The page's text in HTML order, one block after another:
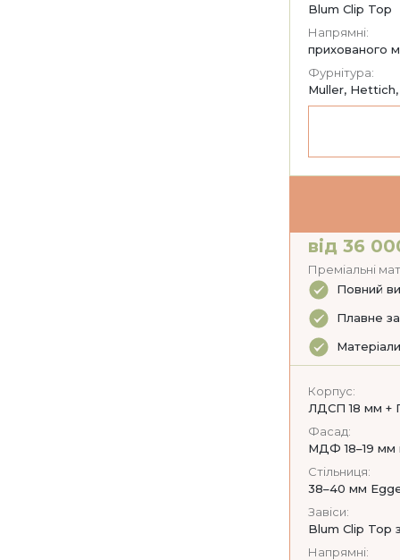
Blum Clip Top
Напрямні:
прихованого
Фурнітура:
Muller,
від 36
Преміальні
Повний
Плавне
Корпус:
ЛДСП 18 мм +
Фасад:
МДФ 18–19 мм
Стільниця:
38–40 мм
Завіси:
Blum Clip Top
Напрямні: